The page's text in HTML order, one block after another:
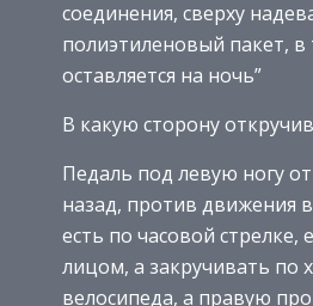
соединения, сверху
полиэтиленовый пакет,
оставляется на ночь”
В какую сторону
Педаль под левую ногу
назад, против движения
есть по часовой стрелке,
лицом, а закручивать по
велосипеда, а правую